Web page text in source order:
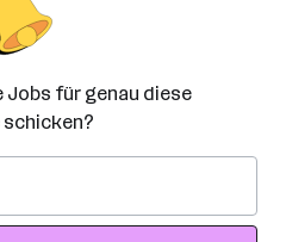
Jobs für genau diese
schicken?